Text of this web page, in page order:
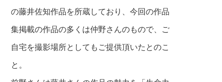
の藤井佐知作品を所蔵しており、今回の作品
集掲載の作品の多くは仲野さんのもので、ご
自宅を撮影場所としてもご提供頂いたとのこ
と。